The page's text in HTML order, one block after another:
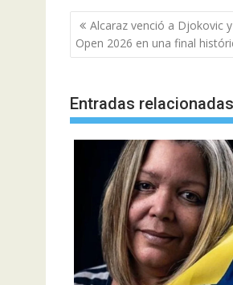
Navegación
de
entradas
Alcaraz venció a Djokovic
Open 2026 en una final
Entradas relacionadas